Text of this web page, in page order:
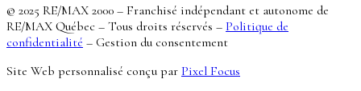
© 2025 RE/MAX 2000 – Franchisé indépendant et autonome de
RE/MAX Québec – Tous droits réservés – Politique de
confidentialité – Gestion du consentement
Site Web personnalisé conçu par Pixel Focus